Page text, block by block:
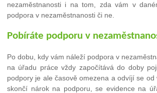
nezaměstnanosti i na tom, zda vám v
podpora v nezaměstnanosti či ne.
Pobíráte podporu v
Po dobu, kdy vám náleží podpora v
na úřadu práce vždy započítává do doby
podpory je ale časově omezena a odvíjí se od
skončí nárok na podporu, se evidence na